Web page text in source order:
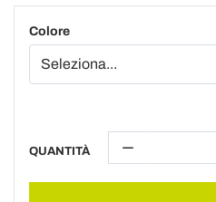
Colore
QUANTITÀ